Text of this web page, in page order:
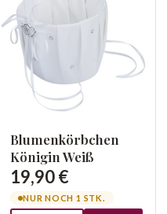
Blumenkörbchen
Königin Weiß
19,90 €
NUR NOCH 1 STK.